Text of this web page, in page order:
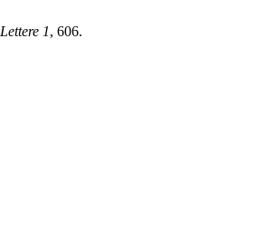
1, 606.